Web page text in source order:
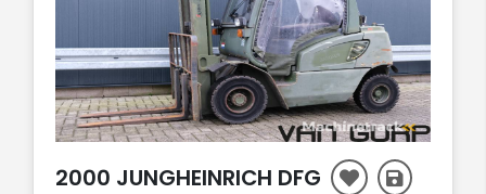
2000 JUNGHEINRICH DFG